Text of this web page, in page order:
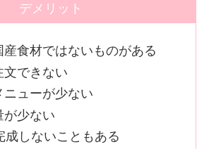
デメリット
産食材ではないものがある
文できない
ニューが少ない
が少ない
成しないこともある